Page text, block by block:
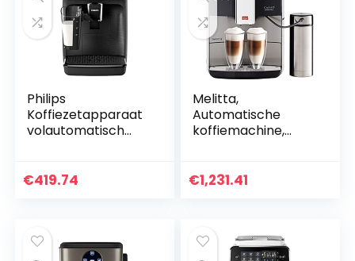
Philips
Koffiezetapparaat
volautomatisch
€419.74
Melitta,
Automatische
koffiemachine,
staal
€1,231.41